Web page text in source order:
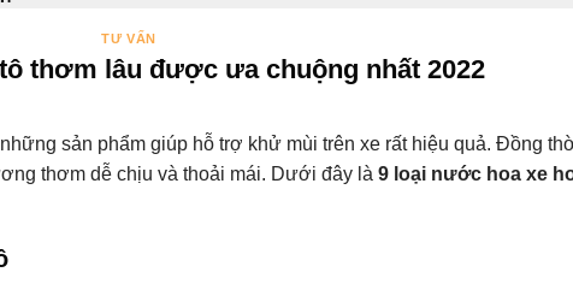
TƯ VẤN
thơm lâu được ưa chuộng nhất 2022
sản phẩm giúp hỗ trợ khử mùi trên xe rất hiệu quả. Đồng
thơm dễ chịu và thoải mái. Dưới đây là 9 loại nước hoa xe